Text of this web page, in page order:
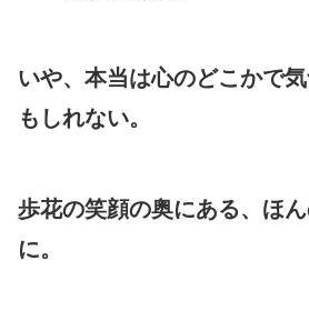
いや、本当は心のどこかで
もしれない。
歩花の笑顔の奥にある、ほ
に。